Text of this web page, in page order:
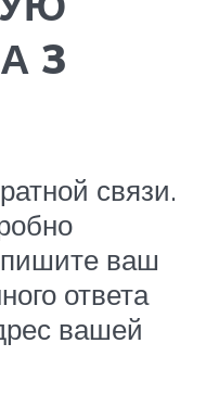
3
связи.
ваш
ответа
вашей